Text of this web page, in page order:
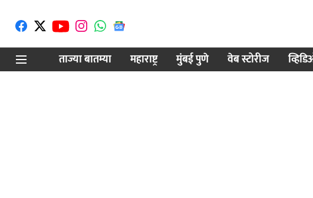
ताज्या बातम्या
महाराष्ट्र मुंबई पुणे वेब स्टोरीज